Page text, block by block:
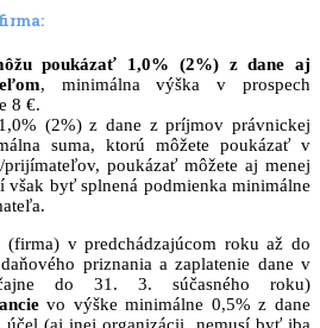
poukázať 1,0% (2%) z dane aj
, minimálna výška v prospech
8 €.
(2%) z dane z príjmov právnickej
suma, ktorú môžete poukázať v
poukázať môžete aj menej
však byť splnená podmienka minimálne
(firma) v predchádzajúcom roku až do
priznania a zaplatenie dane v
do 31. 3. súčasného roku)
vo výške minimálne 0,5% z dane